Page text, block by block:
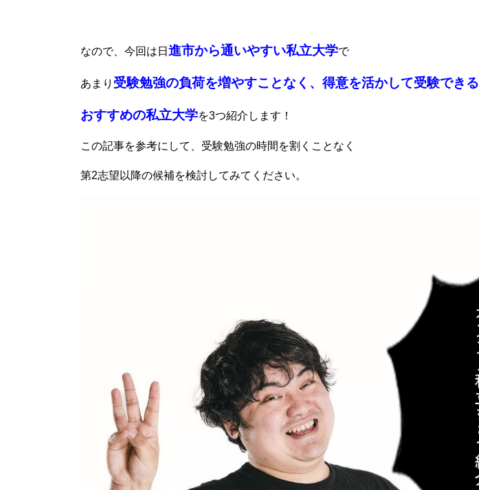
なので、今回は日 進市から通いやすい私立大学で
あまり 受験勉強の負荷を増やすことなく、得意を活かして受験できる
おすすめの私立大学を3つ紹介します！
この記事を参考にして、受験勉強の時間を割くことなく
第2志望以降の候補を検討してみてください。